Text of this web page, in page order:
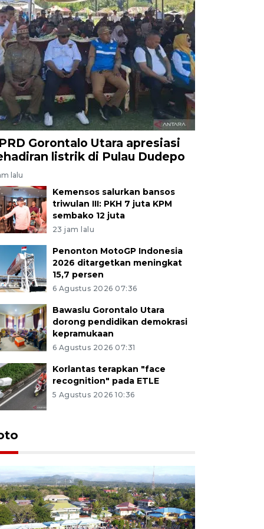
Gorontalo Utara apresiasi
listrik di Pulau Dudepo
lalu
Kemensos salurkan bansos
triwulan III: PKH 7 juta KPM
sembako 12 juta
23 jam lalu
Penonton MotoGP Indonesia
2026 ditargetkan meningkat
15,7 persen
6 Agustus 2026 07:36
Bawaslu Gorontalo Utara
dorong pendidikan demokrasi
kepramukaan
6 Agustus 2026 07:31
Korlantas terapkan "face
recognition" pada ETLE
5 Agustus 2026 10:36